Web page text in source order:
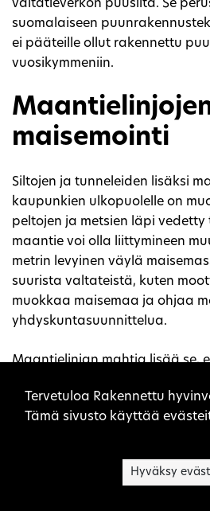
valtatieverkon puusilta. Se
suomalaiseen
ei pääteille ollut rakennettu
vuosikymmeniin.
maisemointi
Siltojen ja tunneleiden lisäksi
kaupunkien ulkopuolelle on
peltojen ja metsien läpi vedetty
maantie voi olla liittymineen
metrin levyinen väylä
suurista valtateistä, kuten
muokkaa maisemaa ja ohjaa
yhdyskuntasuunnittelua.
Maantielinjan mahtia lisää se,
yhdyskuntarakentamiseen
ovat monet infrastruktuurin
suojausjärjestelmät, meluvallit
tietenkin kulkemisen ja
Sivuston
Tervetuloa Rakennettu
Tämä sivusto käyttää
Hyväksy